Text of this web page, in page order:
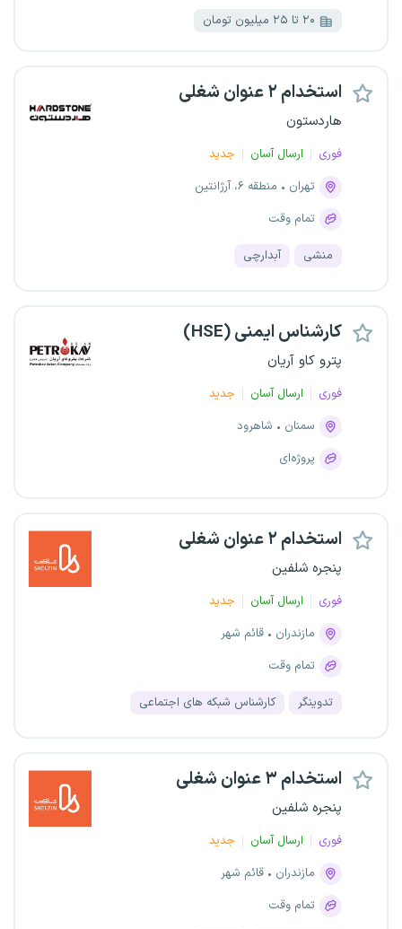
۲۰ تا ۲۵ میلیون تومان
استخدام ۲ عنوان شغلی
هاردستون
فوری ارسال آسان
جدید
تهران
منطقه ۶، آرژانتین
تمام وقت
منشی آبدارچی
کارشناس ایمنی (HSE)
پترو کاو آریان
فوری ارسال آسان
جدید
سمنان
شاهرود
پروژه‌ای
استخدام ۲ عنوان شغلی
پنجره شلفین
فوری ارسال آسان
جدید
مازندران
قائم شهر
تمام وقت
تدوینگر کارشناس شبکه های اجتماعی
استخدام ۳ عنوان شغلی
پنجره شلفین
فوری ارسال آسان
جدید
مازندران
قائم شهر
تمام وقت